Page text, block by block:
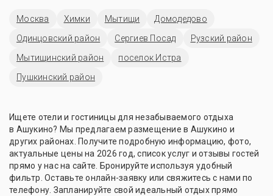
Москва Химки Мытищи
Домодедово
Одинцовский район
Сергиев Посад
Рузский район
Мытищинский район
поселок Истра
Пушкинский район
Ищете отели и гостиницы для незабываемого отдыха
в Ашукино? Мы предлагаем размещение в Ашукино и
других районах. Получите подробную информацию, фото,
актуальные цены на 2026 год, список услуг и отзывы гостей
прямо у нас на сайте. Бронируйте используя удобный
фильтр. Оставьте онлайн-заявку или свяжитесь с нами по
телефону. Запланируйте свой идеальный отдых прямо